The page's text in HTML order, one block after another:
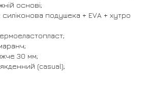
основі;
силіконова подушека + EVA + хутро
30 мм;
(casual);